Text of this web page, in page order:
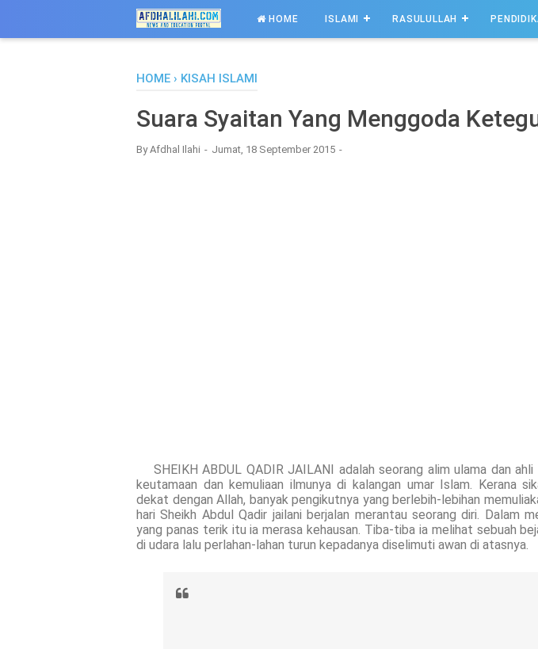
HOME ISLAMI RASULULLAH
HOME › KISAH ISLAMI
Suara Syaitan Yang Menggoda
ByAfdhal Ilahi Jumat, 18 September 2015
SHEIKH ABDUL QADIR JAILANI adalah seorang alim ulama dan
keutamaan dan kemuliaan ilmunya di kalangan umar Islam. Kerana
dekat dengan Allah, banyak pengikutnya yang berlebih-lebihan
hari Sheikh Abdul Qadir jailani berjalan merantau seorang diri. Dalam
yang panas terik itu ia merasa kehausan. Tiba-tiba ia melihat sebuah
di udara lalu perlahan-lahan turun kepadanya diselimuti awan di atasnya.